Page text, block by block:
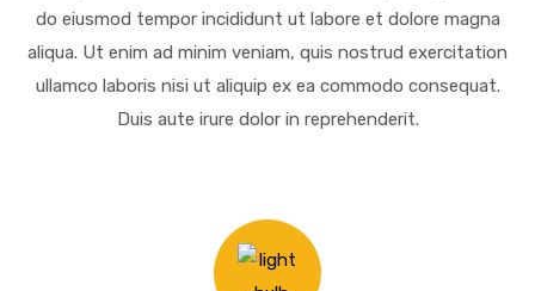
do eiusmod tempor incididunt ut labore et dolore magna
aliqua. Ut enim ad minim veniam, quis nostrud exercitation
ullamco laboris nisi ut aliquip ex ea commodo consequat.
Duis aute irure dolor in reprehenderit.